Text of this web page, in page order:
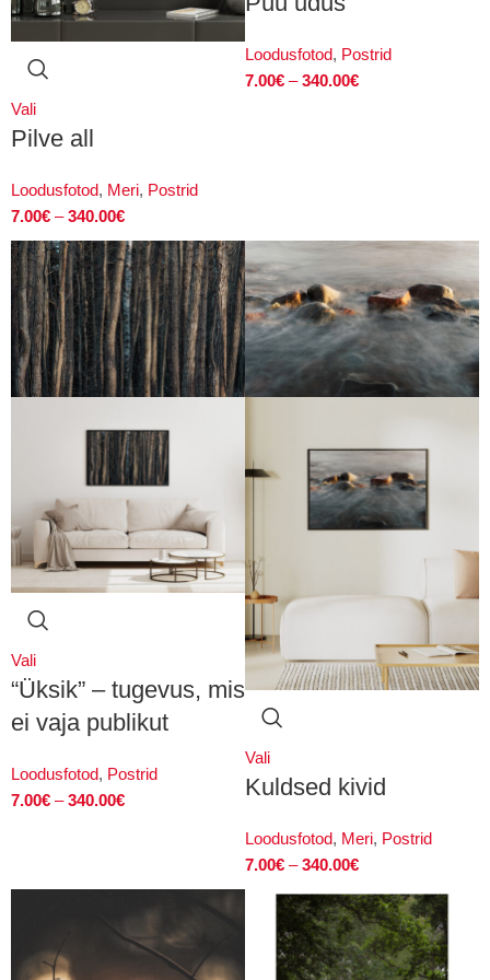
Vali
Pilve all
Loodusfotod, Meri, Postrid
7.00€ – 340.00€
Loodusfotod, Postrid
7.00€ – 340.00€
Vali
“Üksik” – tugevus, mis
ei vaja publikut
Loodusfotod, Postrid
7.00€ – 340.00€
Vali
Kuldsed kivid
Loodusfotod, Meri, Postrid
7.00€ – 340.00€